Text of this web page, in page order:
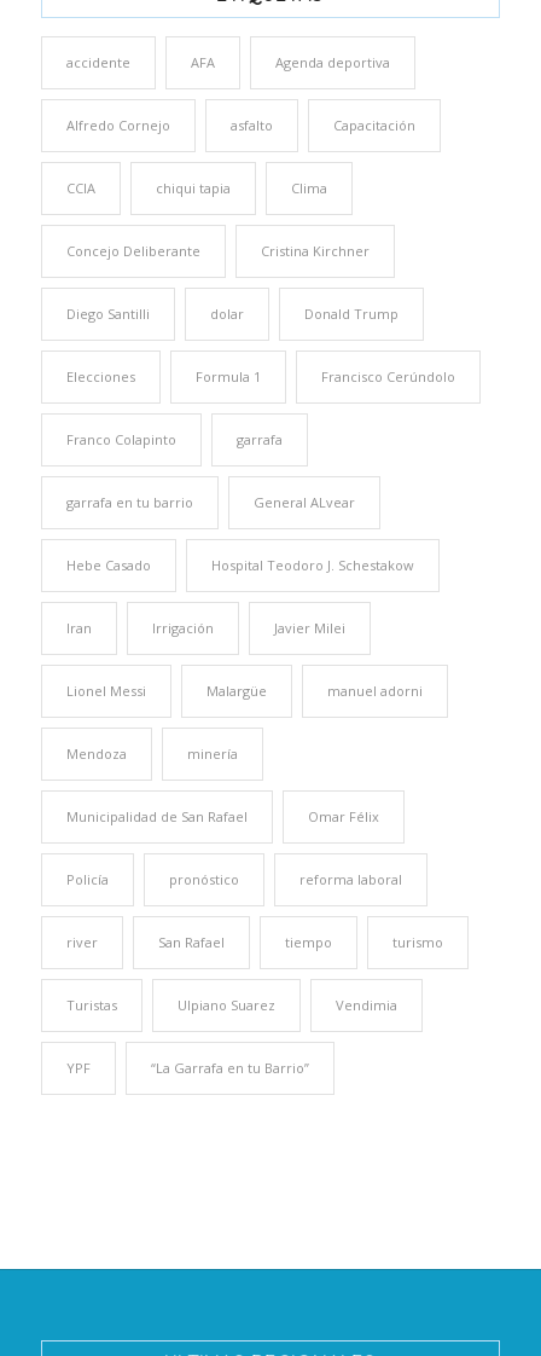
accidente AFA Agenda deportiva
Alfredo Cornejo asfalto Capacitación
CCIA chiqui tapia Clima
Concejo Deliberante Cristina Kirchner
Diego Santilli dolar Donald Trump
Elecciones Formula 1 Francisco Cerúndolo
Franco Colapinto garrafa
garrafa en tu barrio General ALvear
Hebe Casado Hospital Teodoro J. Schestakow
Iran Irrigación Javier Milei
Lionel Messi Malargüe manuel adorni
Mendoza minería
Municipalidad de San Rafael Omar Félix
Policía pronóstico reforma laboral
river San Rafael tiempo turismo
Turistas Ulpiano Suarez Vendimia
YPF “La Garrafa en tu Barrio”